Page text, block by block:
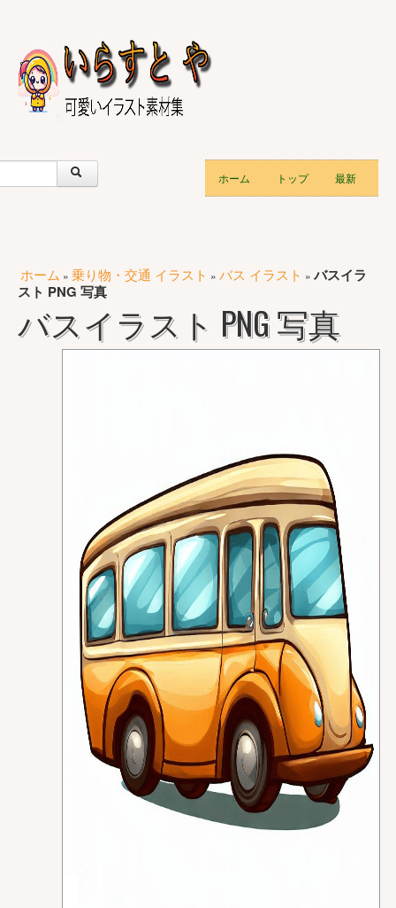
ホーム トップ 最新
ホーム » 乗り物・交通 イラスト » バス イラスト » バスイラ
スト PNG 写真
バスイラスト PNG 写真